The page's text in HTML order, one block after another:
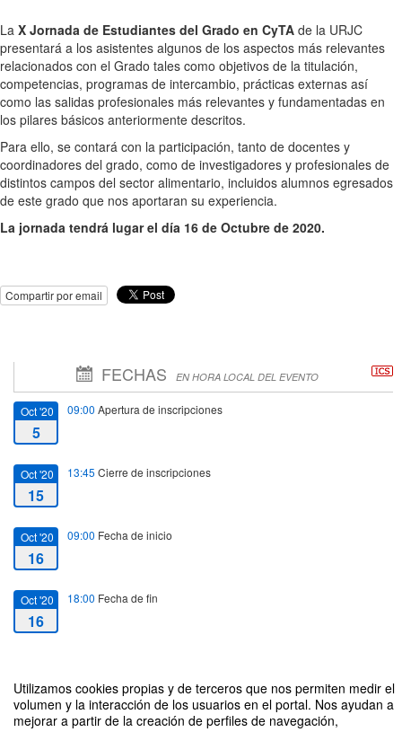
Utilizamos cookies propias y de terceros que nos permiten medir el
volumen y la interacción de los usuarios en el portal. Nos ayudan a
mejorar a partir de la creación de perfiles de navegación,
La X Jornada de Estudiantes del Grado en CyTA de la URJC
presentará a los asistentes algunos de los aspectos más relevantes
relacionados con el Grado tales como objetivos de la titulación,
competencias, programas de intercambio, prácticas externas así
como las salidas profesionales más relevantes y fundamentadas en
los pilares básicos anteriormente descritos.
Para ello, se contará con la participación, tanto de docentes y
coordinadores del grado, como de investigadores y profesionales de
distintos campos del sector alimentario, incluidos alumnos egresados
de este grado que nos aportaran su experiencia.
La jornada tendrá lugar el día 16 de Octubre de 2020.
Compartir por email
FECHAS EN HORA LOCAL DEL EVENTO
Oct '20
5
09:00 Apertura de inscripciones
Oct '20
15
13:45 Cierre de inscripciones
Oct '20
16
09:00 Fecha de inicio
Oct '20
16
18:00 Fecha de fin
X JORNADA DE ESTUDIANTES DEL GRADO EN CIENCIA Y